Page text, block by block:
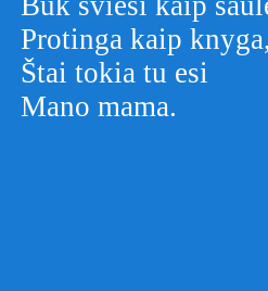
Protinga kaip
Štai tokia tu esi
Mano mama.